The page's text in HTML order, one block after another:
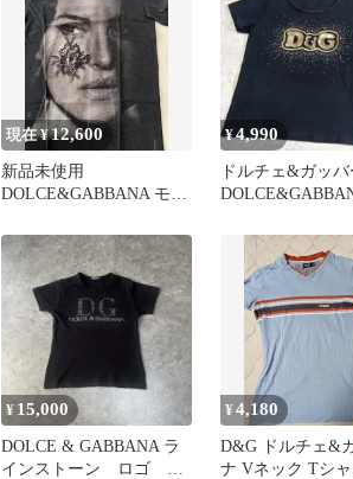
現在 ¥12,600
新品未使用
DOLCE&GABBANA モニ
ャツ44サイズ
¥4,990
ドルチェ&ガッバ
¥ 15,000
DOLCE & GABBANA ラ
インストーン ロゴ T
¥4,180
D&G ドルチェ&
ナ Vネック Tシ